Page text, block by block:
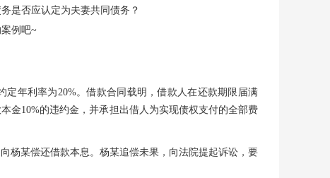
是否应认定为夫妻共同债务？
例吧~
定年利率为20%。借款合同载明，借款人在还款期限届满
金10%的违约金，并承担出借人为实现债权支付的全部费
杨某偿还借款本息。杨某追偿未果，向法院提起诉讼，要